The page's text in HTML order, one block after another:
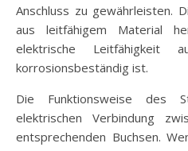
Anschluss zu gewährleisten.
aus leitfähigem Material
elektrische Leitfähigkeit
korrosionsbeständig ist.
Die Funktionsweise des
elektrischen Verbindung
entsprechenden Buchsen.